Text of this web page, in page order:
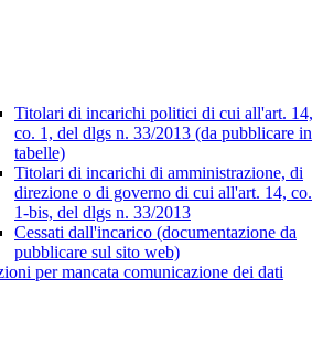
Titolari di incarichi politici di cui all'art. 14,
co. 1, del dlgs n. 33/2013 (da pubblicare in
tabelle)
Titolari di incarichi di amministrazione, di
direzione o di governo di cui all'art. 14, co.
1-bis, del dlgs n. 33/2013
Cessati dall'incarico (documentazione da
pubblicare sul sito web)
per mancata comunicazione dei dati